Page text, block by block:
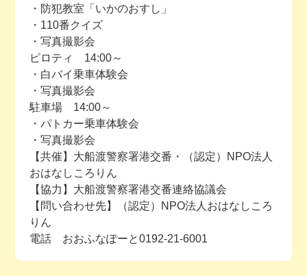
・防犯教室「いかのおすし」
・110番クイズ
・写真撮影会
ピロティ 14:00～
・白バイ乗車体験会
・写真撮影会
駐車場 14:00～
・パトカー乗車体験会
・写真撮影会
【共催】大船渡警察署港交番・（認定）NPO法人
おはなしころりん
【協力】大船渡警察署港交番連絡協議会
【問い合わせ先】（認定）NPO法人おはなしころ
りん
電話 おおふなぽーと0192-21-6001